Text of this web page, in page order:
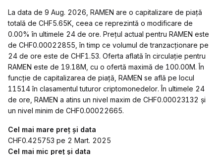
La data de 9 Aug. 2026, RAMEN are o capitalizare de piață
totală de CHF5.65K, ceea ce reprezintă o modificare de
0.00% în ultimele 24 de ore. Prețul actual pentru RAMEN este
de CHF0.00022855, în timp ce volumul de tranzacționare pe
24 de ore este de CHF1.53. Oferta aflată în circulație pentru
RAMEN este de 19.18M, cu o ofertă maximă de 100.00M. În
funcție de capitalizarea de piață, RAMEN se află pe locul
11514 în clasamentul tuturor criptomonedelor. În ultimele 24
de ore, RAMEN a atins un nivel maxim de CHF0.00023132 și
un nivel minim de CHF0.00022665.
Cel mai mare preț și data
CHF0.425753 pe 2 Mart. 2025
Cel mai mic preț și data